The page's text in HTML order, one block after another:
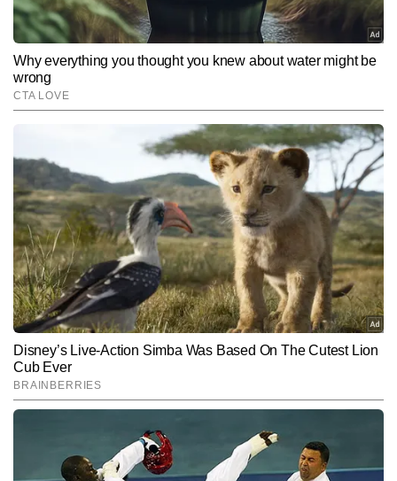
Hindi NewsSportsCricket
SIDDHARTH SHARMA AUTHOR
सिद्धार्थ शर्मा टाइम्स नाउ नवभारत डिजिटल के स्पोर्ट्स डेस्क से जुड़े हैं। सिद्धार्थ को
बचपन से ही खेलों, खासकर क्रिकेट में गहरी रुचि रही है और इसी जुनून ने उन्हें
स्पोर्ट्स जर्नलिज्म की ओर खींचा। वह खिलाड़ियों के रिकॉर्ड्स और स्पोर्ट्स
एनालिसिस पर मजबूत पकड़ रखते हैं। अबतक 4,000 से अधिक आर्टिकल लिख
चुके  सिद्धार्थ अपनी स्टोरीज को सरल,  सटीक और रोचक अंदाज में प्रस्तुत करने
के लिए जाने जाते हैं। उनकी प्राथमिकता हमेशा यही रहती है कि पाठकों तक तेजी
से, सही समय पर और विश्वसनीय स्पोर्ट्स अपडेट्स पहुंचें।
और पढ़ें
Follow Us:
Subscribe to our daily Newsletter!
SUBMIT